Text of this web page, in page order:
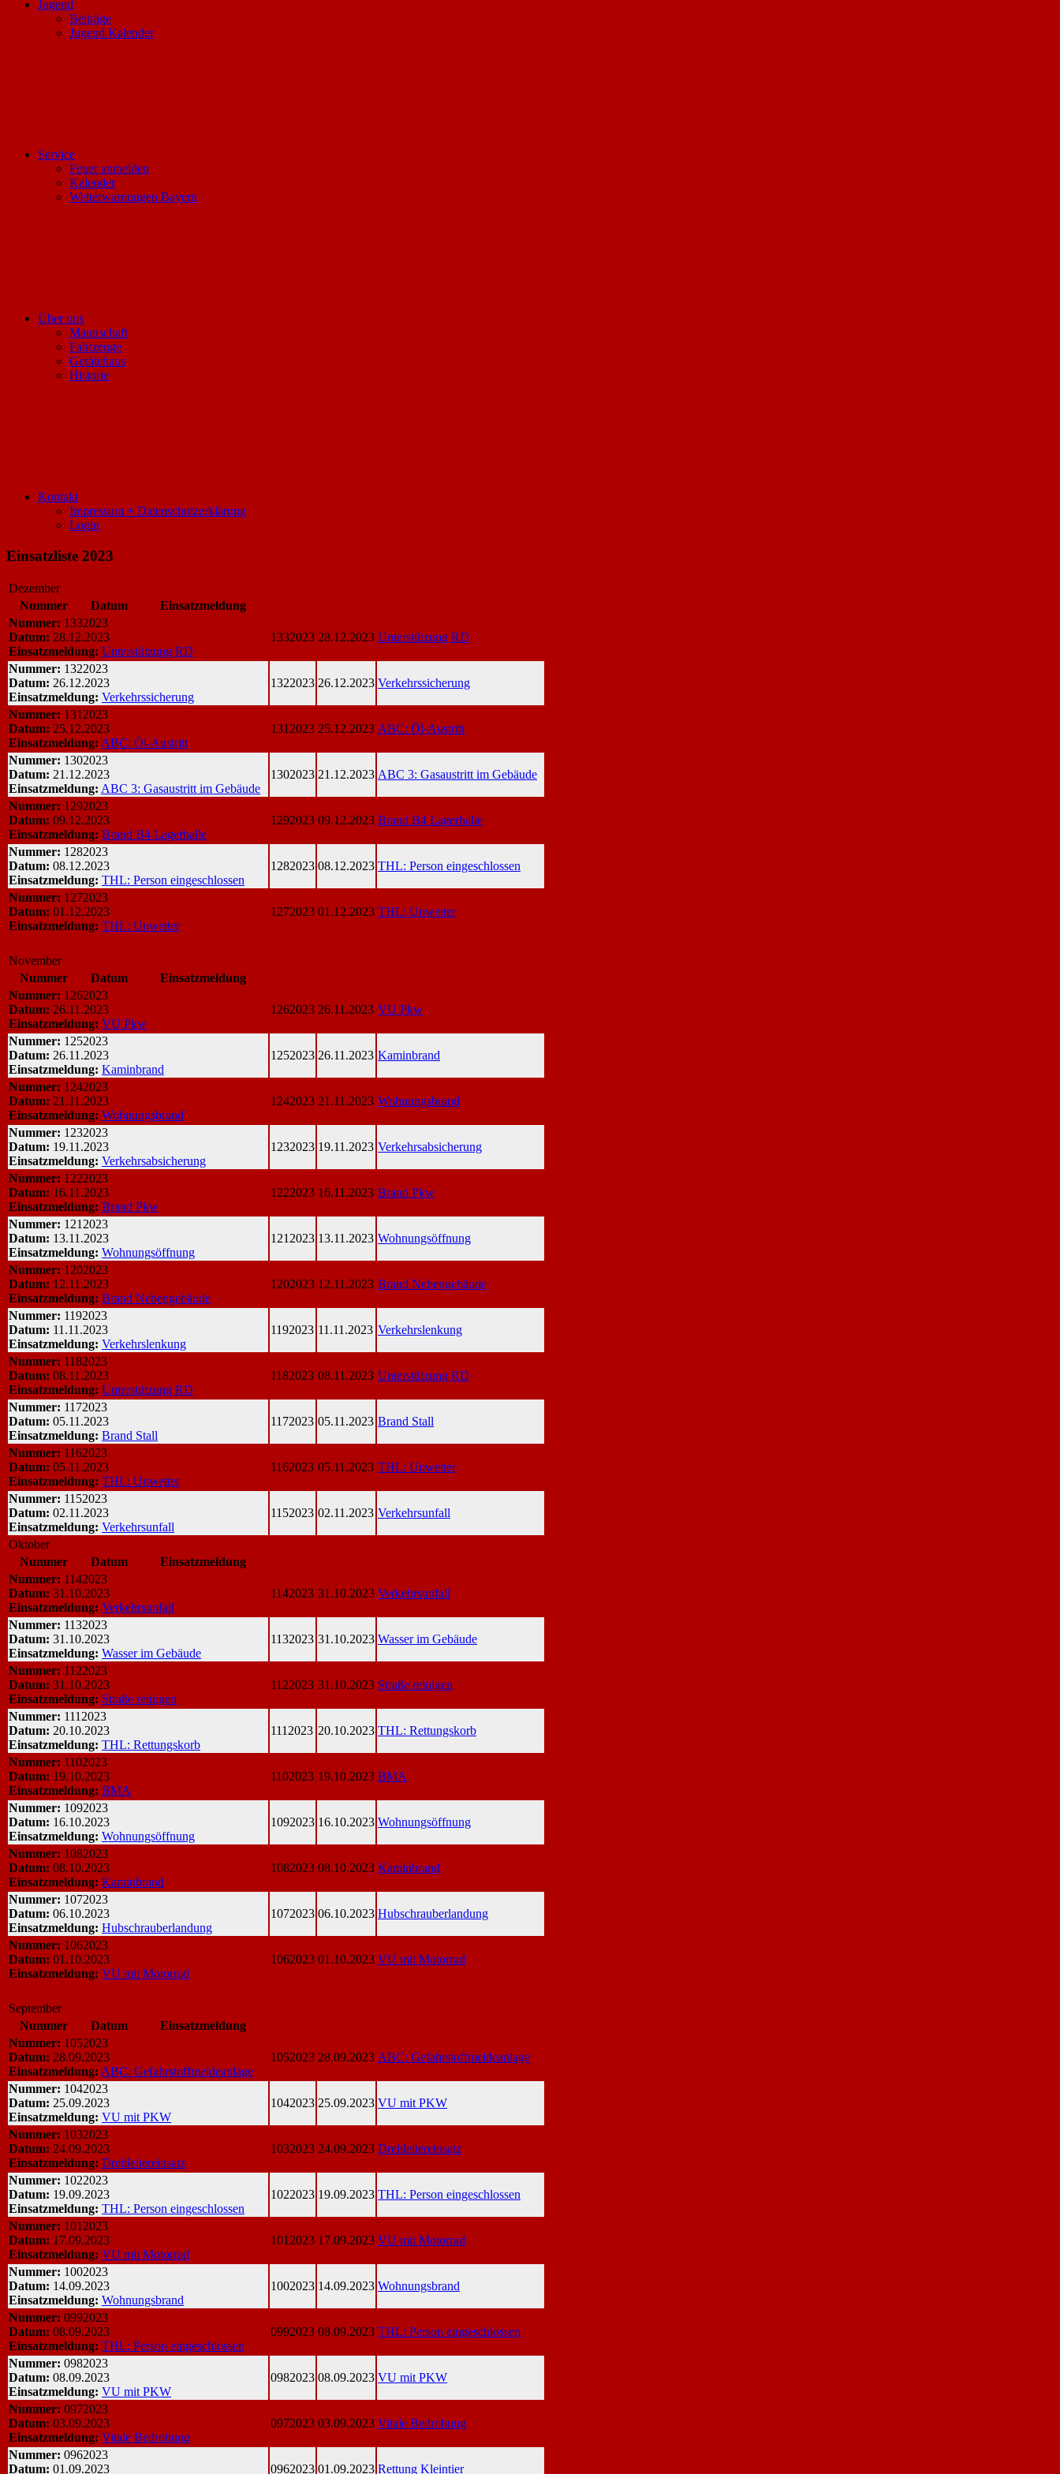
Jugend
Beiträge
Jugend Kalender
Service
Feuer anmelden
Kalender
Wetterwarnungen Bayern
Über uns
Mannschaft
Fahrzeuge
Gerätehaus
Historie
Kontakt
Impressum + Datenschutzerklärung
Login
Einsatzliste 2023
Dezember
Nummer
Datum
Einsatzmeldung
Nummer: 1332023
Datum: 28.12.2023
Einsatzmeldung: Unterstützung RD
1332023 28.12.2023 Unterstützung RD
Nummer: 1322023
Datum: 26.12.2023
Einsatzmeldung: Verkehrssicherung
1322023 26.12.2023 Verkehrssicherung
Nummer: 1312023
Datum: 25.12.2023
Einsatzmeldung: ABC: Öl-Austritt
1312023 25.12.2023 ABC: Öl-Austritt
Nummer: 1302023
Datum: 21.12.2023
Einsatzmeldung: ABC 3: Gasaustritt im Gebäude
1302023 21.12.2023 ABC 3: Gasaustritt im Gebäude
Nummer: 1292023
Datum: 09.12.2023
Einsatzmeldung: Brand B4 Lagerhalle
1292023 09.12.2023 Brand B4 Lagerhalle
Nummer: 1282023
Datum: 08.12.2023
Einsatzmeldung: THL: Person eingeschlossen
1282023 08.12.2023 THL: Person eingeschlossen
Nummer: 1272023
Datum: 01.12.2023
Einsatzmeldung: THL: Unwetter
1272023 01.12.2023 THL: Unwetter
November
Nummer
Datum
Einsatzmeldung
Nummer: 1262023
Datum: 26.11.2023
Einsatzmeldung: VU Pkw
1262023 26.11.2023 VU Pkw
Nummer: 1252023
Datum: 26.11.2023
Einsatzmeldung: Kaminbrand
1252023 26.11.2023 Kaminbrand
Nummer: 1242023
Datum: 21.11.2023
Einsatzmeldung: Wohnungsbrand
1242023 21.11.2023 Wohnungsbrand
Nummer: 1232023
Datum: 19.11.2023
Einsatzmeldung: Verkehrsabsicherung
1232023 19.11.2023 Verkehrsabsicherung
Nummer: 1222023
Datum: 16.11.2023
Einsatzmeldung: Brand Pkw
1222023 16.11.2023 Brand Pkw
Nummer: 1212023
Datum: 13.11.2023
Einsatzmeldung: Wohnungsöffnung
1212023 13.11.2023 Wohnungsöffnung
Nummer: 1202023
Datum: 12.11.2023
Einsatzmeldung: Brand Nebengebäude
1202023 12.11.2023 Brand Nebengebäude
Nummer: 1192023
Datum: 11.11.2023
Einsatzmeldung: Verkehrslenkung
1192023 11.11.2023 Verkehrslenkung
Nummer: 1182023
Datum: 08.11.2023
Einsatzmeldung: Unterstützung RD
1182023 08.11.2023 Unterstützung RD
Nummer: 1172023
Datum: 05.11.2023
Einsatzmeldung: Brand Stall
1172023 05.11.2023 Brand Stall
Nummer: 1162023
Datum: 05.11.2023
Einsatzmeldung: THL: Unwetter
1162023 05.11.2023 THL: Unwetter
Nummer: 1152023
Datum: 02.11.2023
Einsatzmeldung: Verkehrsunfall
1152023 02.11.2023 Verkehrsunfall
Oktober
Nummer
Datum
Einsatzmeldung
Nummer: 1142023
Datum: 31.10.2023
Einsatzmeldung: Verkehrsunfall
1142023 31.10.2023 Verkehrsunfall
Nummer: 1132023
Datum: 31.10.2023
Einsatzmeldung: Wasser im Gebäude
1132023 31.10.2023 Wasser im Gebäude
Nummer: 1122023
Datum: 31.10.2023
Einsatzmeldung: Straße reinigen
1122023 31.10.2023 Straße reinigen
Nummer: 1112023
Datum: 20.10.2023
Einsatzmeldung: THL: Rettungskorb
1112023 20.10.2023 THL: Rettungskorb
Nummer: 1102023
Datum: 19.10.2023
Einsatzmeldung: BMA
1102023 19.10.2023 BMA
Nummer: 1092023
Datum: 16.10.2023
Einsatzmeldung: Wohnungsöffnung
1092023 16.10.2023 Wohnungsöffnung
Nummer: 1082023
Datum: 08.10.2023
Einsatzmeldung: Kaminbrand
1082023 08.10.2023 Kaminbrand
Nummer: 1072023
Datum: 06.10.2023
Einsatzmeldung: Hubschrauberlandung
1072023 06.10.2023 Hubschrauberlandung
Nummer: 1062023
Datum: 01.10.2023
Einsatzmeldung: VU mit Motorrad
1062023 01.10.2023 VU mit Motorrad
September
Nummer
Datum
Einsatzmeldung
Nummer: 1052023
Datum: 28.09.2023
Einsatzmeldung: ABC: Gefahrstoffmeldeanlage
1052023 28.09.2023 ABC: Gefahrstoffmeldeanlage
Nummer: 1042023
Datum: 25.09.2023
Einsatzmeldung: VU mit PKW
1042023 25.09.2023 VU mit PKW
Nummer: 1032023
Datum: 24.09.2023
Einsatzmeldung: Drehleitereinsatz
1032023 24.09.2023 Drehleitereinsatz
Nummer: 1022023
Datum: 19.09.2023
Einsatzmeldung: THL: Person eingeschlossen
1022023 19.09.2023 THL: Person eingeschlossen
Nummer: 1012023
Datum: 17.09.2023
Einsatzmeldung: VU mit Motorrad
1012023 17.09.2023 VU mit Motorrad
Nummer: 1002023
Datum: 14.09.2023
Einsatzmeldung: Wohnungsbrand
1002023 14.09.2023 Wohnungsbrand
Nummer: 0992023
Datum: 08.09.2023
Einsatzmeldung: THL: Person eingeschlossen
0992023 08.09.2023 THL: Person eingeschlossen
Nummer: 0982023
Datum: 08.09.2023
Einsatzmeldung: VU mit PKW
0982023 08.09.2023 VU mit PKW
Nummer: 0972023
Datum: 03.09.2023
Einsatzmeldung: Vitale Bedrohung
0972023 03.09.2023 Vitale Bedrohung
Nummer: 0962023
Datum: 01.09.2023 0962023 01.09.2023 Rettung Kleintier